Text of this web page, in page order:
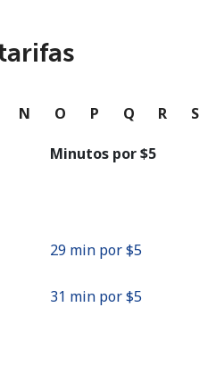
con
N O P Q R S
Minutos por ⁦$5⁩
29 min por ⁦$5⁩
31 min por ⁦$5⁩